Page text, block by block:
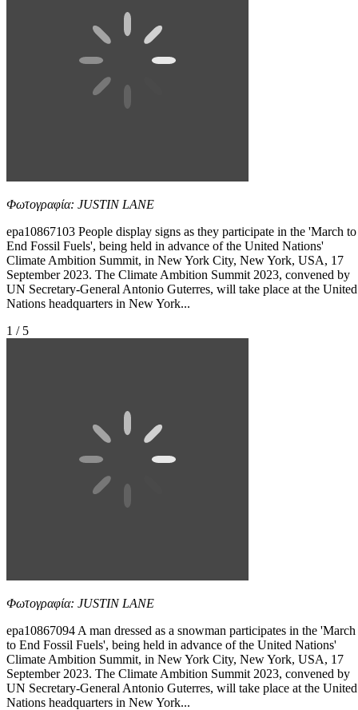
Φωτογραφία: JUSTIN LANE
epa10867103 People display signs as they participate in the 'March to
End Fossil Fuels', being held in advance of the United Nations'
Climate Ambition Summit, in New York City, New York, USA, 17
September 2023. The Climate Ambition Summit 2023, convened by
UN Secretary-General Antonio Guterres, will take place at the United
Nations headquarters in New York...
1 / 5
Φωτογραφία: JUSTIN LANE
epa10867094 A man dressed as a snowman participates in the 'March
to End Fossil Fuels', being held in advance of the United Nations'
Climate Ambition Summit, in New York City, New York, USA, 17
September 2023. The Climate Ambition Summit 2023, convened by
UN Secretary-General Antonio Guterres, will take place at the United
Nations headquarters in New York...